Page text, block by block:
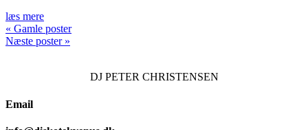
læs mere
« Gamle poster
Næste poster »
DJPETER CHRISTENSEN
Email